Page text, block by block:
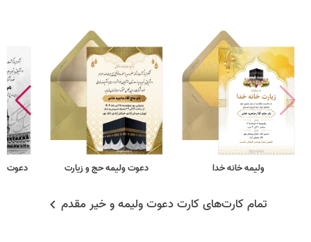
ولیمه خانه خدا دعوت ولیمه حج و زیارت دعوت
تمام کارت‌های کارت دعوت ولیمه و خیر مقدم